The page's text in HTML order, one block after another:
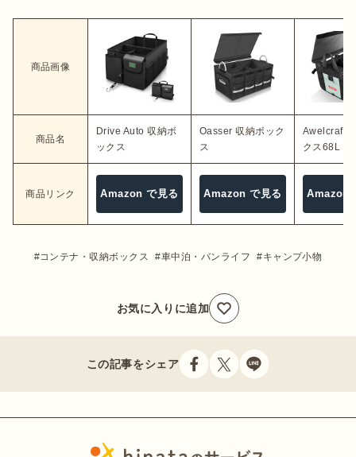
商品画像
商品名
Drive Auto 収納ボ
ックス
Oasser 収納ボック
ス
Awelcraft
クス68L
商品リンク Amazon で見る Amazon で見る Amazon
コンテナ・収納ボックス 車中泊・バンライフ キャンプ小物
お気に入りに追加
この記事をシェア